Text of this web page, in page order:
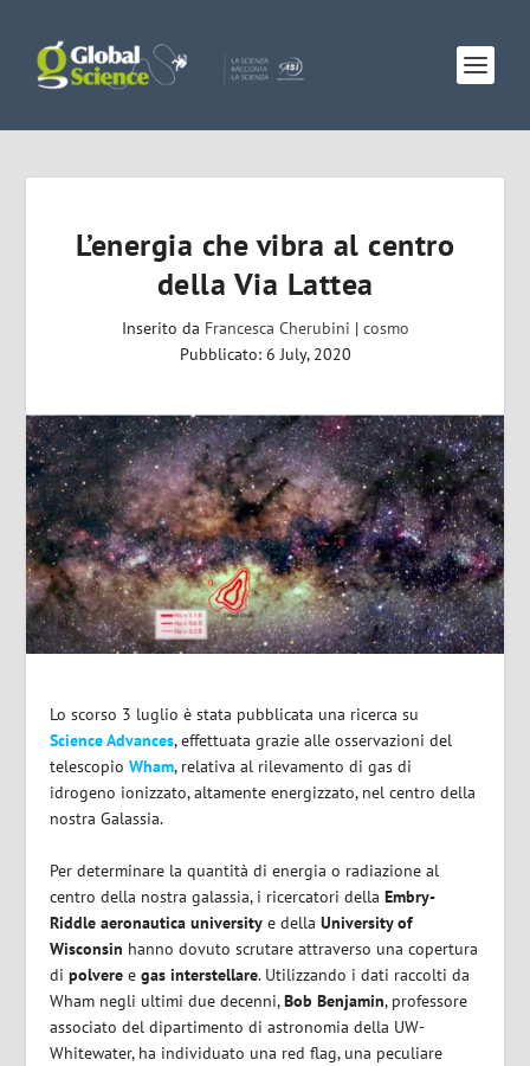
L’energia che vibra al centro
della Via Lattea
Inserito da Francesca Cherubini | cosmo
Pubblicato: 6 July, 2020
Lo scorso 3 luglio è stata pubblicata una ricerca su
Science Advances, effettuata grazie alle osservazioni del
telescopioWham, relativa al rilevamento di gas di
idrogeno ionizzato, altamente energizzato, nel centro della
nostra Galassia.
Per determinare la quantità di energia o radiazione al
centro della nostra galassia, i ricercatori dellaEmbry-
Riddle aeronautica university e dellaUniversity of
Wisconsin hanno dovuto scrutare attraverso una copertura
dipolvere egas interstellare. Utilizzando i dati raccolti da
Wham negli ultimi due decenni,Bob Benjamin, professore
associato del dipartimento di astronomiadella UW-
Whitewater, ha individuato una red flag, una peculiare